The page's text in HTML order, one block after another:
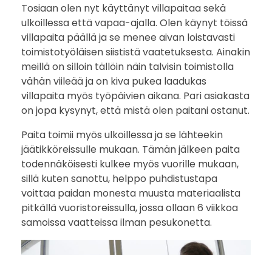
Tosiaan olen nyt käyttänyt villapaitaa sekä
ulkoillessa että vapaa-ajalla. Olen käynyt töissä
villapaita päällä ja se menee aivan loistavasti
toimistotyöläisen siististä vaatetuksesta. Ainakin
meillä on silloin tällöin näin talvisin toimistolla
vähän viileää ja on kiva pukea laadukas
villapaita myös työpäivien aikana. Pari asiakasta
on jopa kysynyt, että mistä olen paitani ostanut.
Paita toimii myös ulkoillessa ja se lähteekin
jäätikköreissulle mukaan. Tämän jälkeen paita
todennäköisesti kulkee myös vuorille mukaan,
sillä kuten sanottu, helppo puhdistustapa
voittaa paidan monesta muusta materiaalista
pitkällä vuoristoreissulla, jossa ollaan 6 viikkoa
samoissa vaatteissa ilman pesukonetta.